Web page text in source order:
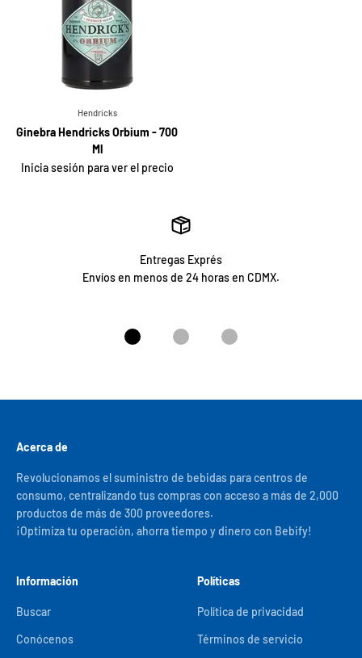
Hendricks
Ginebra Hendricks Orbium - 700
Ml
Inicia sesión para ver el precio
Entregas Exprés
Envíos en menos de 24 horas en CDMX.
Ir al artículo 1Ir al artículo 2Ir al artículo 3
Acerca de
Revolucionamos el suministro de bebidas para centros de
consumo, centralizando tus compras con acceso a más de 2,000
productos de más de 300 proveedores.
¡Optimiza tu operación, ahorra tiempo y dinero con Bebify!
Información
Buscar
Conócenos
Políticas
Política de privacidad
Términos de servicio